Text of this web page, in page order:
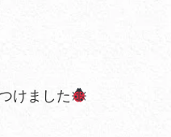
けました